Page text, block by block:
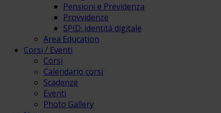
Pensioni e Previdenza
Provvidenze
SPID: identità digitale
Area Education
Corsi / Eventi
Corsi
Calendario corsi
Scadenze
Eventi
Photo Gallery